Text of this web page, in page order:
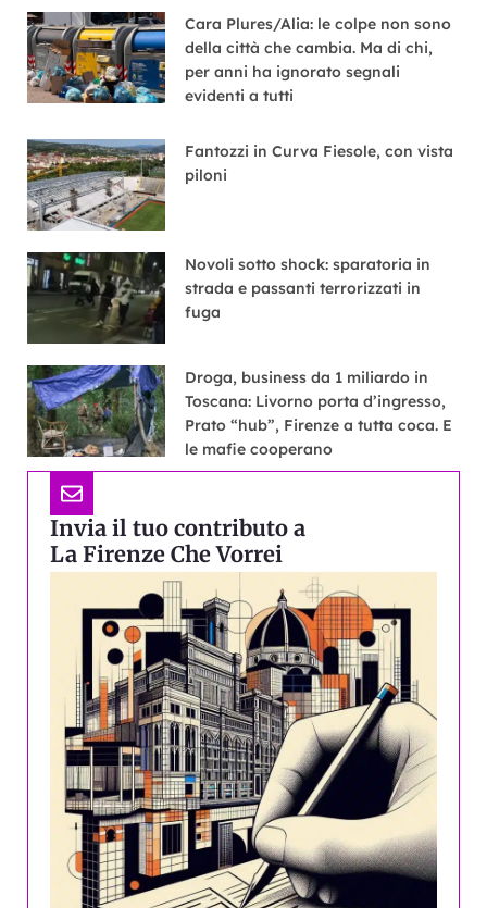
Cara Plures/Alia: le colpe non sono
della città che cambia. Ma di chi,
per anni ha ignorato segnali
evidenti a tutti
Fantozzi in Curva Fiesole, con vista
piloni
Novoli sotto shock: sparatoria in
strada e passanti terrorizzati in
fuga
Droga, business da 1 miliardo in
Toscana: Livorno porta d’ingresso,
Prato “hub”, Firenze a tutta coca. E
le mafie cooperano
Invia il tuo contributo a
La Firenze Che Vorrei